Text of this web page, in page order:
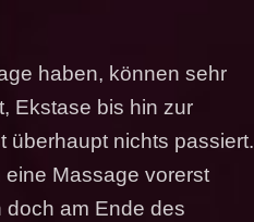
haben, können sehr
Ekstase bis hin zur
überhaupt nichts passiert.
eine Massage vorerst
doch am Ende des